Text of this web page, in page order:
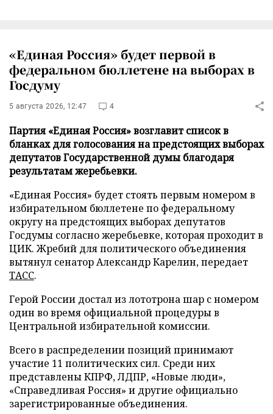
«Единая Россия» будет первой в
федеральном бюллетене на выборах в
Госдуму
5 августа 2026, 12:47 4
Партия «Единая Россия» возглавит список в
бланках для голосования на предстоящих выборах
депутатов Государственной думы благодаря
результатам жеребьевки.
«Единая Россия» будет стоять первым номером в
избирательном бюллетене по федеральному
округу на предстоящих выборах депутатов
Госдумы согласно жеребьевке, которая проходит в
ЦИК. Жребий для политического объединения
вытянул сенатор Александр Карелин, передает
ТАСС.
Герой России достал из лототрона шар с номером
один во время официальной процедуры в
Центральной избирательной комиссии.
Всего в распределении позиций принимают
участие 11 политических сил. Среди них
представлены КПРФ, ЛДПР, «Новые люди»,
«Справедливая Россия» и другие официально
зарегистрированные объединения.